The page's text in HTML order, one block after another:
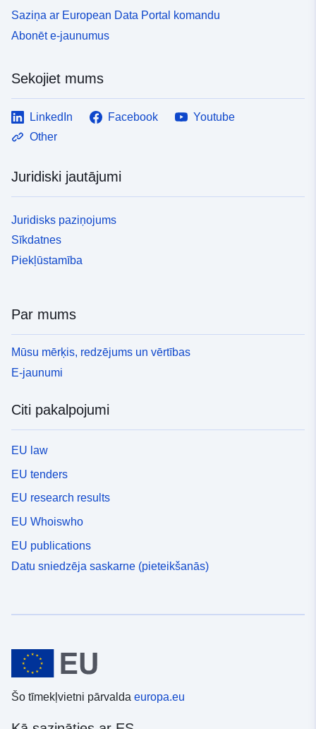
Saziņa ar European Data Portal komandu
Abonēt e-jaunumus
Sekojiet mums
LinkedIn Facebook
Youtube
Other
Juridiski jautājumi
Juridisks paziņojums
Sīkdatnes
Piekļūstamība
Par mums
Mūsu mērķis, redzējums un vērtības
E-jaunumi
Citi pakalpojumi
EU law
EU tenders
EU research results
EU Whoiswho
EU publications
Datu sniedzēja saskarne (pieteikšanās)
Šo tīmekļvietni pārvalda europa.eu